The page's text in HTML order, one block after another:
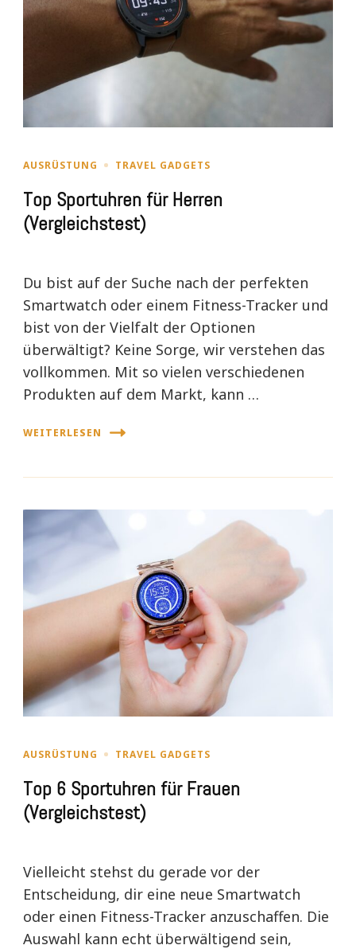
AUSRÜSTUNG TRAVEL GADGETS
Top Sportuhren für Herren
(Vergleichstest)
Du bist auf der Suche nach der perfekten
Smartwatch oder einem Fitness-Tracker und
bist von der Vielfalt der Optionen
überwältigt? Keine Sorge, wir verstehen das
vollkommen. Mit so vielen verschiedenen
Produkten auf dem Markt, kann …
WEITERLESEN
AUSRÜSTUNG TRAVEL GADGETS
Top 6 Sportuhren für Frauen
(Vergleichstest)
Vielleicht stehst du gerade vor der
Entscheidung, dir eine neue Smartwatch
oder einen Fitness-Tracker anzuschaffen. Die
Auswahl kann echt überwältigend sein,